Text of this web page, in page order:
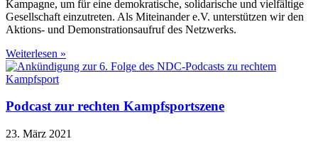
Kampagne, um für eine demokratische, solidarische und vielfältige
Gesellschaft einzutreten. Als Miteinander e.V. unterstützen wir den
Aktions- und Demonstrationsaufruf des Netzwerks.
Weiterlesen »
Podcast zur rechten Kampfsportszene
23. März 2021